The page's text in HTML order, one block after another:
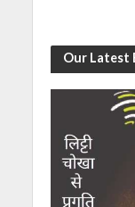
Our Latest